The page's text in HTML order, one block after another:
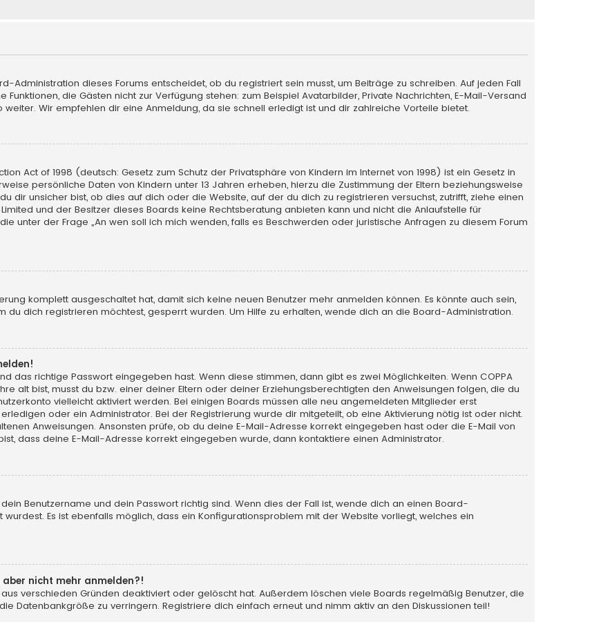
Administration dieses Forums entscheidet, ob du registriert sein musst, um Beiträge zu schreiben. Auf jeden Fall
die Gästen nicht zur Verfügung stehen: zum Beispiel Avatarbilder, Private Nachrichten, E-Mail-Versand
Wir empfehlen dir eine Anmeldung, da sie schnell erledigt ist und dir zahlreiche Vorteile bietet.
Act of 1998 (deutsch: Gesetz zum Schutz der Privatsphäre von Kindern im Internet von 1998) ist ein Gesetz in
persönliche Daten von Kindern unter 13 Jahren erheben, hierzu die Zustimmung der Eltern beziehungsweise
dir unsicher bist, ob dies auf dich oder die Website, auf der du dich zu registrieren versuchst, zutrifft, ziehe einen
und der Besitzer dieses Boards keine Rechtsberatung anbieten kann und nicht die Anlaufstelle für
unter der Frage „An wen soll ich mich wenden, falls es Beschwerden oder juristische Anfragen zu diesem Forum
komplett ausgeschaltet hat, damit sich keine neuen Benutzer mehr anmelden können. Es könnte auch sein,
dich registrieren möchtest, gesperrt wurden. Um Hilfe zu erhalten, wende dich an die Board-Administration.
das richtige Passwort eingegeben hast. Wenn diese stimmen, dann gibt es zwei Möglichkeiten. Wenn COPPA
alt bist, musst du bzw. einer deiner Eltern oder deiner Erziehungsberechtigten den Anweisungen folgen, die du
vielleicht aktiviert werden. Bei einigen Boards müssen alle neu angemeldeten Mitglieder erst
oder ein Administrator. Bei der Registrierung wurde dir mitgeteilt, ob eine Aktivierung nötig ist oder nicht.
Anweisungen. Ansonsten prüfe, ob du deine E-Mail-Adresse korrekt eingegeben hast oder die E-Mail von
dass deine E-Mail-Adresse korrekt eingegeben wurde, dann kontaktiere einen Administrator.
Benutzername und dein Passwort richtig sind. Wenn dies der Fall ist, wende dich an einen Board-
Es ist ebenfalls möglich, dass ein Konfigurationsproblem mit der Website vorliegt, welches ein
nicht mehr anmelden?!
verschieden Gründen deaktiviert oder gelöscht hat. Außerdem löschen viele Boards regelmäßig Benutzer, die
Datenbankgröße zu verringern. Registriere dich einfach erneut und nimm aktiv an den Diskussionen teil!